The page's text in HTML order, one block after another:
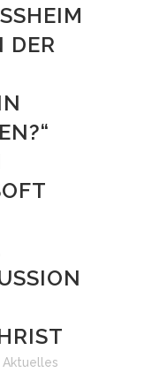
DER
Aktuelles